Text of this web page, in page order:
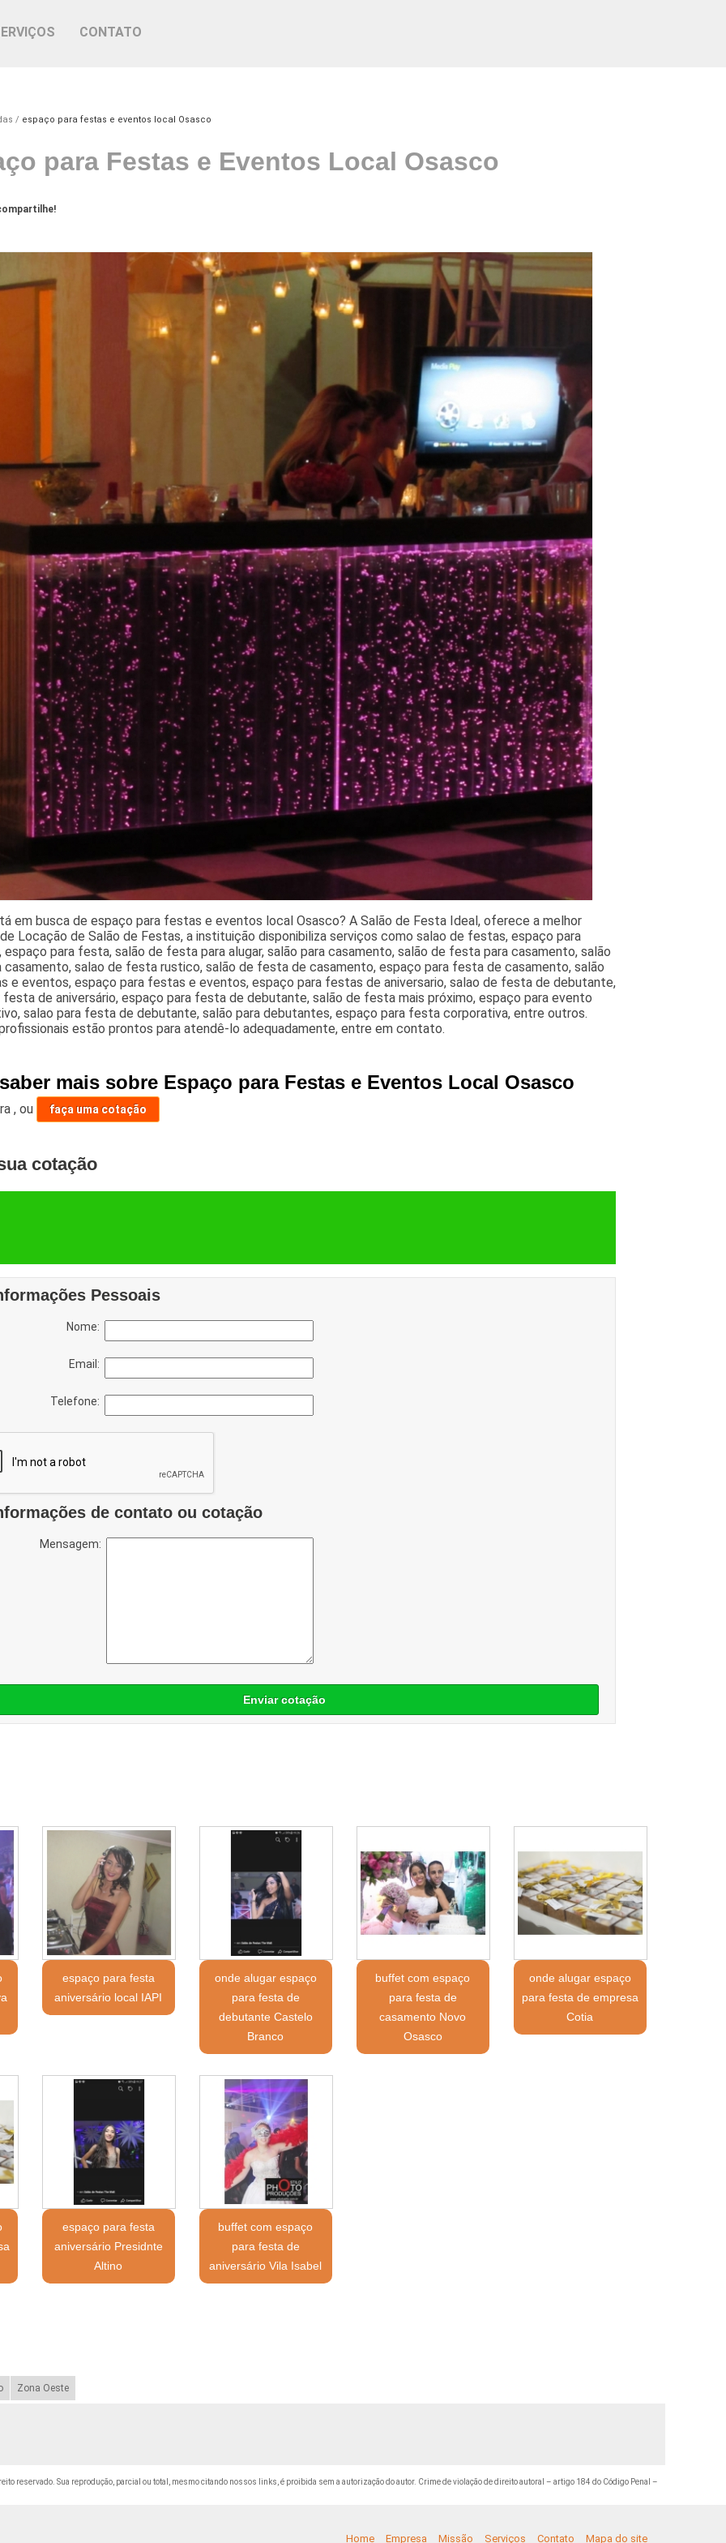
CONTATO
espaço para festas e eventos local Osasco
para Festas e Eventos Local Osasco
em busca de espaço para festas e eventos local Osasco? A Salão de Festa Ideal, oferece a melhor
Locação de Salão de Festas, a instituição disponibiliza serviços como salao de festas, espaço para
espaço para festa, salão de festa para alugar, salão para casamento, salão de festa para casamento, salão
salao de festa rustico, salão de festa de casamento, espaço para festa de casamento, salão
e eventos, espaço para festas e eventos, espaço para festas de aniversario, salao de festa de debutante,
festa de aniversário, espaço para festa de debutante, salão de festa mais próximo, espaço para evento
salao para festa de debutante, salão para debutantes, espaço para festa corporativa, entre outros.
estão prontos para atendê-lo adequadamente, entre em contato.
mais sobre Espaço para Festas e Eventos Local Osasco
,ou faça uma cotação
cotação
Pessoais
Nome:
Email:
Telefone:
de contato ou cotação
Mensagem:
Enviar cotação
espaço para festa
aniversário local IAPI
onde alugar espaço
para festa de
debutante Castelo
Branco
buffet com espaço
para festa de
casamento Novo
Osasco
onde alugar espaço
para festa de empresa
Cotia
espaço para festa
aniversário Presidnte
Altino
buffet com espaço
para festa de
aniversário Vila Isabel
Zona Oeste
reservado. Sua reprodução, parcial ou total, mesmo citando nossos links, é proibida sem a autorização do autor. Crime de violação de direito autoral – artigo 184 do Código Penal –
Home Empresa Missão Serviços Contato Mapa do site